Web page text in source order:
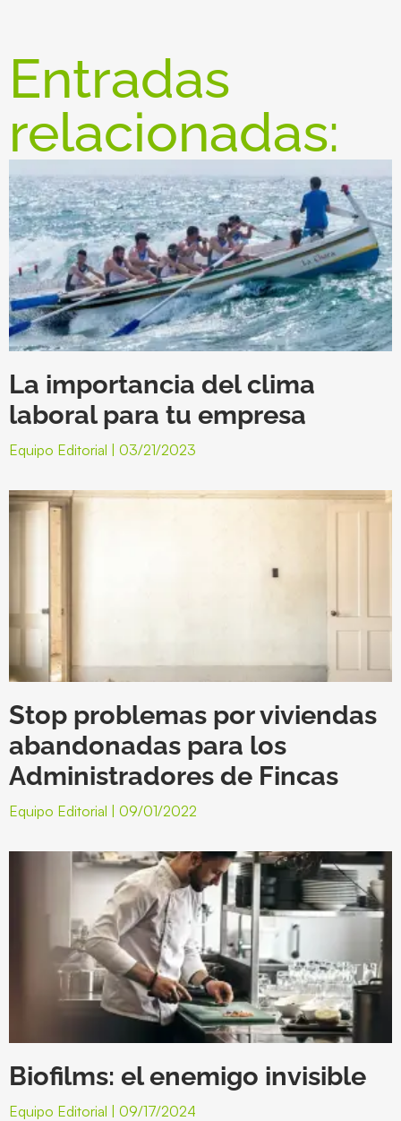
Entradas
relacionadas:
La importancia del clima
laboral para tu empresa
Equipo Editorial 03/21/2023
Stop problemas por viviendas
abandonadas para los
Administradores de Fincas
Equipo Editorial 09/01/2022
Biofilms: el enemigo invisible
Equipo Editorial 09/17/2024